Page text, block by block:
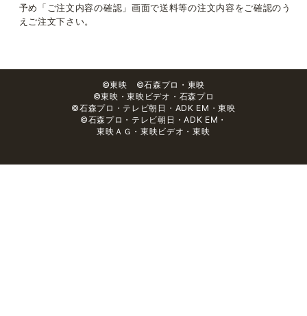
予め「ご注文内容の確認」画面で送料等の注文内容をご確認のう
えご注文下さい。
©東映 ©石森プロ・東映
©東映・東映ビデオ・石森プロ
©石森プロ・テレビ朝日・ADK EM・東映
©石森プロ・テレビ朝日・ADK EM・
東映ＡＧ・東映ビデオ・東映